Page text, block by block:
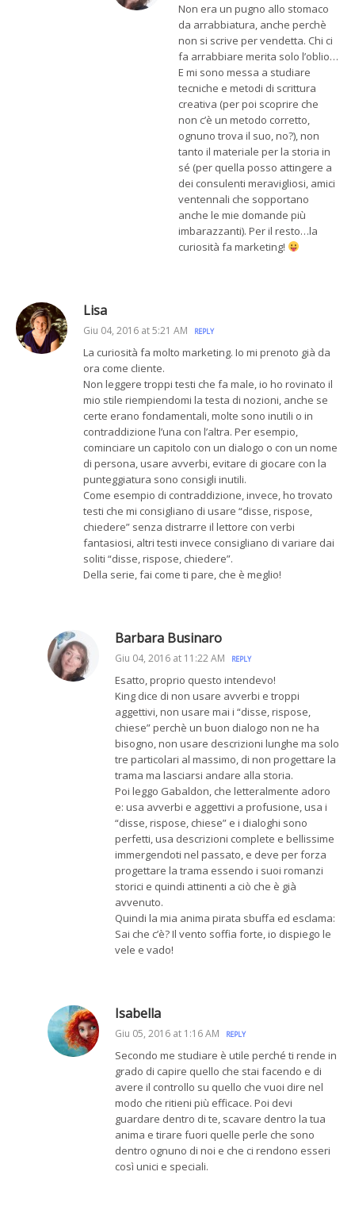
Non era un pugno allo stomaco
da arrabbiatura, anche perchè
non si scrive per vendetta. Chi ci
fa arrabbiare merita solo l’oblio…
E mi sono messa a studiare
tecniche e metodi di scrittura
creativa (per poi scoprire che
non c’è un metodo corretto,
ognuno trova il suo, no?), non
tanto il materiale per la storia in
sé (per quella posso attingere a
dei consulenti meravigliosi, amici
ventennali che sopportano
anche le mie domande più
imbarazzanti). Per il resto…la
curiosità fa marketing!
Lisa
Giu 04, 2016 at 5:21 AM REPLY
La curiosità fa molto marketing. Io mi prenoto già da
ora come cliente.
Non leggere troppi testi che fa male, io ho rovinato il
mio stile riempiendomi la testa di nozioni, anche se
certe erano fondamentali, molte sono inutili o in
contraddizione l’una con l’altra. Per esempio,
cominciare un capitolo con un dialogo o con un nome
di persona, usare avverbi, evitare di giocare con la
punteggiatura sono consigli inutili.
Come esempio di contraddizione, invece, ho trovato
testi che mi consigliano di usare “disse, rispose,
chiedere” senza distrarre il lettore con verbi
fantasiosi, altri testi invece consigliano di variare dai
soliti “disse, rispose, chiedere”.
Della serie, fai come ti pare, che è meglio!
Barbara Businaro
Giu 04, 2016 at 11:22 AM REPLY
Esatto, proprio questo intendevo!
King dice di non usare avverbi e troppi
aggettivi, non usare mai i “disse, rispose,
chiese” perchè un buon dialogo non ne ha
bisogno, non usare descrizioni lunghe ma solo
tre particolari al massimo, di non progettare la
trama ma lasciarsi andare alla storia.
Poi leggo Gabaldon, che letteralmente adoro
e: usa avverbi e aggettivi a profusione, usa i
“disse, rispose, chiese” e i dialoghi sono
perfetti, usa descrizioni complete e bellissime
immergendoti nel passato, e deve per forza
progettare la trama essendo i suoi romanzi
storici e quindi attinenti a ciò che è già
avvenuto.
Quindi la mia anima pirata sbuffa ed esclama:
Sai che c’è? Il vento soffia forte, io dispiego le
vele e vado!
Isabella
Giu 05, 2016 at 1:16 AM REPLY
Secondo me studiare è utile perché ti rende in
grado di capire quello che stai facendo e di
avere il controllo su quello che vuoi dire nel
modo che ritieni più efficace. Poi devi
guardare dentro di te, scavare dentro la tua
anima e tirare fuori quelle perle che sono
dentro ognuno di noi e che ci rendono esseri
così unici e speciali.